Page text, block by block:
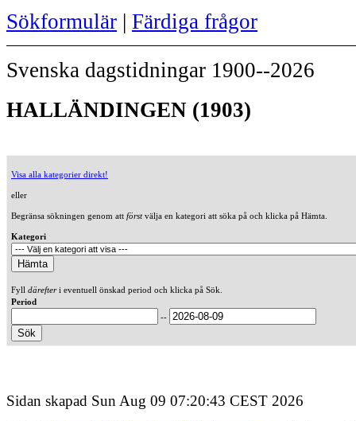
Sökformulär | Färdiga frågor
Svenska dagstidningar 1900--2026
HALLÄNDINGEN (1903)
Visa alla kategorier direkt!
eller
Begränsa sökningen genom att förstvälja en kategori att söka på och klicka på Hämta.
Kategori
Fyll därefteri eventuell önskad period och klicka på Sök.
Period
--
Sidan skapad Sun Aug 09 07:20:43 CEST 2026